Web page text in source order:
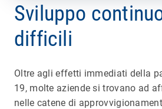
Sviluppo
difficili
Oltre agli effetti immediati della
19, molte aziende si trovano ad
nelle catene di